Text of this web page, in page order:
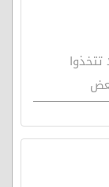
لا تتخذوا